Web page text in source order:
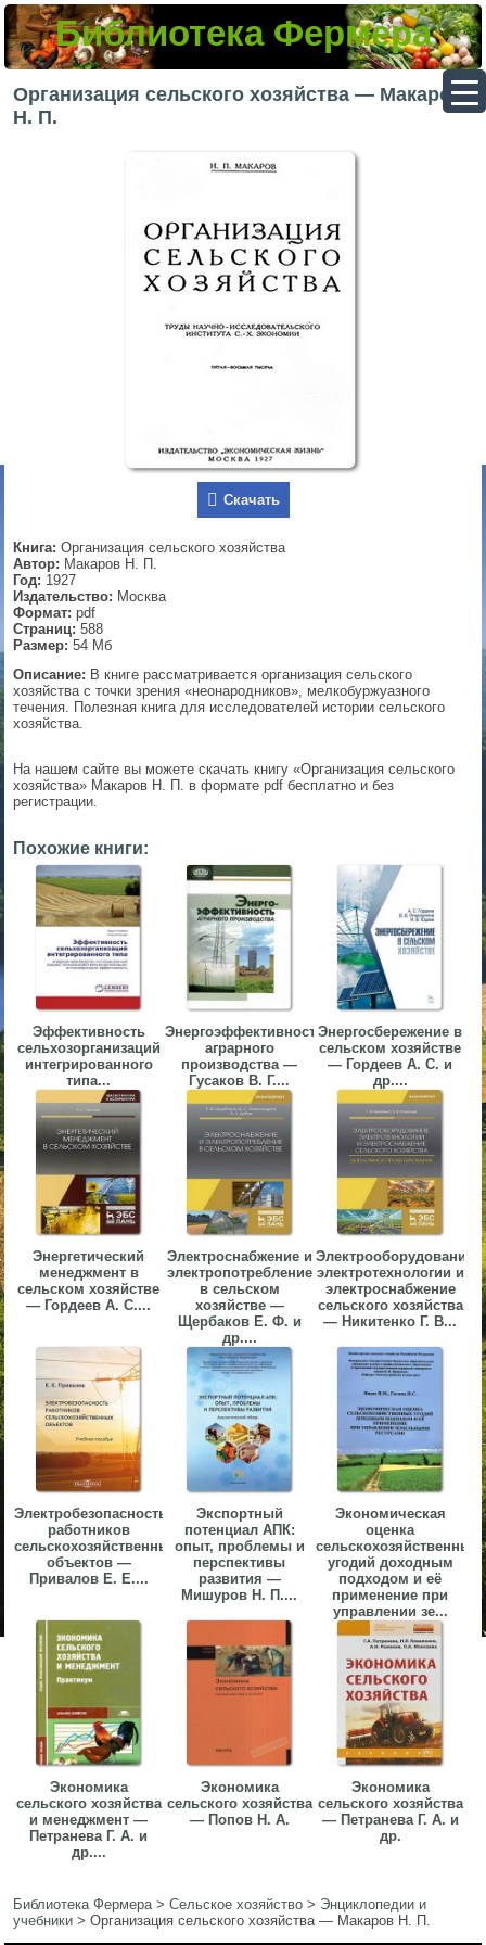
Библиотека Фермера
Организация сельского хозяйства — Макаров
Н. П.
Скачать
Книга: Организация сельского хозяйства
Автор: Макаров Н. П.
Год: 1927
Издательство: Москва
Формат: pdf
Страниц: 588
Размер: 54 Мб
Описание: В книге рассматривается организация сельского
хозяйства с точки зрения «неонародников», мелкобуржуазного
течения. Полезная книга для исследователей истории сельского
хозяйства.
На нашем сайте вы можете скачать книгу «Организация сельского
хозяйства» Макаров Н. П. в формате pdf бесплатно и без
регистрации.
Похожие книги:
Эффективность
сельхозорганизаций
интегрированного
типа...
Энергоэффективность
аграрного
производства —
Гусаков В. Г....
Энергосбережение в
сельском хозяйстве
— Гордеев А. С. и
др....
Энергетический
менеджмент в
сельском хозяйстве
— Гордеев А. С....
Электроснабжение и
электропотребление
в сельском
хозяйстве —
Щербаков Е. Ф. и
др....
Электрооборудование,
электротехнологии и
электроснабжение
сельского хозяйства
— Никитенко Г. В...
Электробезопасность
работников
сельскохозяйственных
объектов —
Привалов Е. Е....
Экспортный
потенциал АПК:
опыт, проблемы и
перспективы
развития —
Мишуров Н. П....
Экономическая
оценка
сельскохозяйственных
угодий доходным
подходом и её
применение при
управлении зе...
Экономика
сельского хозяйства
и менеджмент —
Петранева Г. А. и
др....
Экономика
сельского хозяйства
— Попов Н. А.
Экономика
сельского хозяйства
— Петранева Г. А. и
др.
Библиотека Фермера>Сельское хозяйство > Энциклопедии и
учебники >Организация сельского хозяйства — Макаров Н. П.
▼
▼
▼
▼
▼
▼
▼